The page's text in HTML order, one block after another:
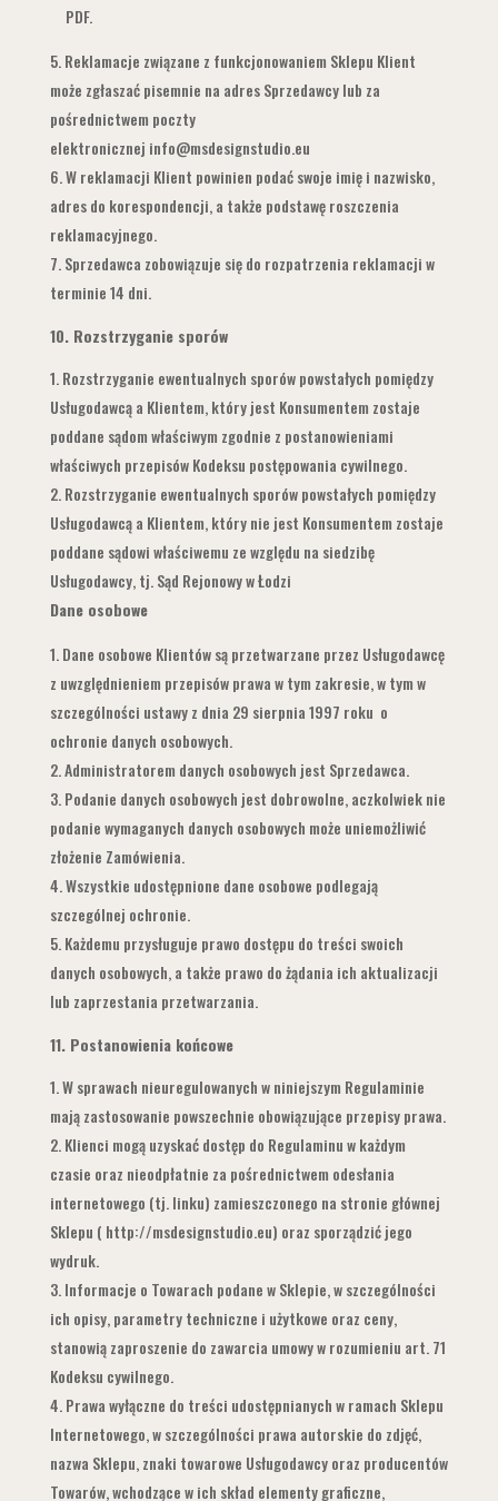
PDF.
Reklamacje związane z funkcjonowaniem Sklepu Klient
może zgłaszać pisemnie na adres Sprzedawcy lub za
pośrednictwem poczty
elektronicznej info@msdesignstudio.eu
W reklamacji Klient powinien podać swoje imię i nazwisko,
adres do korespondencji, a także podstawę roszczenia
reklamacyjnego.
Sprzedawca zobowiązuje się do rozpatrzenia reklamacji w
terminie 14 dni.
10. Rozstrzyganie sporów
Rozstrzyganie ewentualnych sporów powstałych pomiędzy
Usługodawcą a Klientem, który jest Konsumentem zostaje
poddane sądom właściwym zgodnie z postanowieniami
właściwych przepisów Kodeksu postępowania cywilnego.
Rozstrzyganie ewentualnych sporów powstałych pomiędzy
Usługodawcą a Klientem, który nie jest Konsumentem zostaje
poddane sądowi właściwemu ze względu na siedzibę
Usługodawcy, tj. Sąd Rejonowy w Łodzi
Dane osobowe
Dane osobowe Klientów są przetwarzane przez Usługodawcę
z uwzględnieniem przepisów prawa w tym zakresie, w tym w
szczególności ustawy z dnia 29 sierpnia 1997 roku o
ochronie danych osobowych.
Administratorem danych osobowych jest Sprzedawca.
Podanie danych osobowych jest dobrowolne, aczkolwiek nie
podanie wymaganych danych osobowych może uniemożliwić
złożenie Zamówienia.
Wszystkie udostępnione dane osobowe podlegają
szczególnej ochronie.
Każdemu przysługuje prawo dostępu do treści swoich
danych osobowych, a także prawo do żądania ich aktualizacji
lub zaprzestania przetwarzania.
11. Postanowienia końcowe
W sprawach nieuregulowanych w niniejszym Regulaminie
mają zastosowanie powszechnie obowiązujące przepisy prawa.
Klienci mogą uzyskać dostęp do Regulaminu w każdym
czasie oraz nieodpłatnie za pośrednictwem odesłania
internetowego (tj. linku) zamieszczonego na stronie głównej
Sklepu ( http://msdesignstudio.eu) oraz sporządzić jego
wydruk.
Informacje o Towarach podane w Sklepie, w szczególności
ich opisy, parametry techniczne i użytkowe oraz ceny,
stanowią zaproszenie do zawarcia umowy w rozumieniu art. 71
Kodeksu cywilnego.
Prawa wyłączne do treści udostępnianych w ramach Sklepu
Internetowego, w szczególności prawa autorskie do zdjęć,
nazwa Sklepu, znaki towarowe Usługodawcy oraz producentów
Towarów, wchodzące w ich skład elementy graficzne,